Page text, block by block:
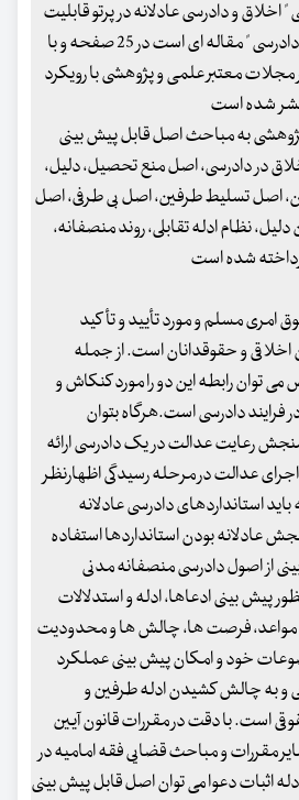
و دادرسی عادلانه در پرتو قابلیت
پیش بینی بودن قواعد دادرسی " مقاله ای است در 25 صفحه و با
مجلات معتبر علمی و پژوهشی با رویکرد
شده است
به مباحث اصل قابل پیش بینی
در دادرسی، اصل منع تحصیل، دلیل،
اصل تسلیط طرفین، اصل بی طرفی، اصل
نظام ادله تقابلی، روند منصفانه،
شده است
امری مسلم و مورد تأیید و تأکید
و حقوقدانان است. از جمله
توان رابطه این دو را مورد کنکاش و
فرایند دادرسی است.هرگاه بتوان
رعایت عدالت در یک دادرسی ارائه
عدالت در مرحله رسیدگی اظهار‌نظر
استانداردهای دادرسی عادلانه
عادلانه بودن استانداردها استفاده
از اصول دادرسی منصفانه مدنی
بینی ادعاها، ادله و استدلالات
فرصت ها، چالش ها و محدودیت
خود و امکان پیش بینی عملکرد
و به چالش کشیدن ادله طرفین و
است. با دقت در مقررات قانون آیین
مقررات و مباحث قضایی فقه امامیه در
اثبات دعوا می توان اصل قابل پیش بینی